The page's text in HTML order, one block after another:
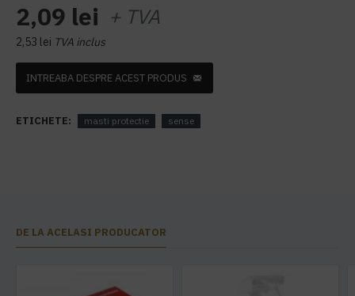
2,09 lei + TVA
2,53 lei TVA inclus
INTREABA DESPRE ACEST PRODUS
ETICHETE: masti protectie sense
DE LA ACELASI PRODUCATOR